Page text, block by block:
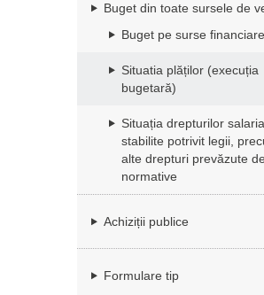
Buget din toate sursele de
Buget pe surse financiare
Situatia plăților (execuția
bugetară)
Situația drepturilor
stabilite potrivit legii,
alte drepturi prevăzute
normative
Achiziții publice
Formulare tip